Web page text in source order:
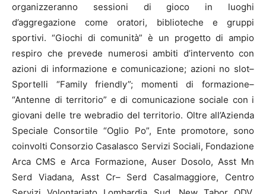
organizzeranno sessioni di gioco in luoghi
d’aggregazione come oratori, biblioteche e gruppi
sportivi. “Giochi di comunità” è un progetto di ampio
respiro che prevede numerosi ambiti d’intervento con
azioni di informazione e comunicazione; azioni no slot–
Sportelli “Family friendly”; momenti di formazione–
“Antenne di territorio” e di comunicazione sociale con i
giovani delle tre webradio del territorio. Oltre all’Azienda
Speciale Consortile “Oglio Po”, Ente promotore, sono
coinvolti Consorzio Casalasco Servizi Sociali, Fondazione
Arca CMS e Arca Formazione, Auser Dosolo, Asst Mn
Serd Viadana, Asst Cr– Serd Casalmaggiore, Centro